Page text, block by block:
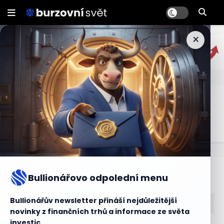
×
Bullionářovo odpolední menu
Bullionářův newsletter přináší nejdůležitější
novinky z finančních trhů a informace ze světa
Cenově vážená průměrná cena
viz. VWAP
Bullionářův slovníček